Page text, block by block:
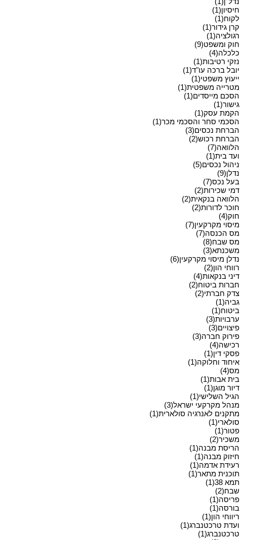
חיסיון(1)
לקוח(1)
קרן גידור(1)
רגולציה(1)
חוק ומשפט(9)
כלכלה(4)
נזקי רטיבות(1)
יובל ברכה עו"ד(1)
ייעוץ משפטי(1)
מטרייה משפטית(1)
הסכם מייסדים(1)
גישור(1)
הקמת עסק(1)
הסכמי סחר והסכמי מכר(1)
הברחת נכסים(3)
הברחת רכוש(2)
הלוואה(7)
ועד בית(1)
ניהול נכסים(5)
נדלן(9)
בעל נכס(7)
דמי שכירות(2)
הלוואה בנקאית(2)
חוכר לדורות(2)
חוק(4)
מיסוי מקרקעין(7)
מס הכנסה(7)
מס שבח(8)
משכנתא(3)
נדלן מיסוי מקרקעין(6)
רווחי הון(2)
דיני בנקאות(4)
חברות ביטוח(2)
צדק חברתי(2)
גביה(1)
ביטוח(1)
ערבויות(3)
פיצויים(3)
פירוק חברה(3)
רכישה(4)
פסקי דין(1)
איחוד וחלוקה(1)
מס(4)
בית אבות(1)
דיור מוגן(1)
הגיל השלישי(1)
מנהל מקרקעי ישראל(3)
מתקנים לאנרגיה סולארית(1)
סולארי(1)
פטור(1)
משכיר(2)
הריסת מבנה(1)
חיזוק מבנה(1)
רעידת אדמה(1)
תוכנית מתאר(1)
תמא 38(1)
שבח(2)
פריסה(1)
בורסה(1)
ריווחי הון(1)
ועדת טרכטנברג(1)
טרכטנברג(1)